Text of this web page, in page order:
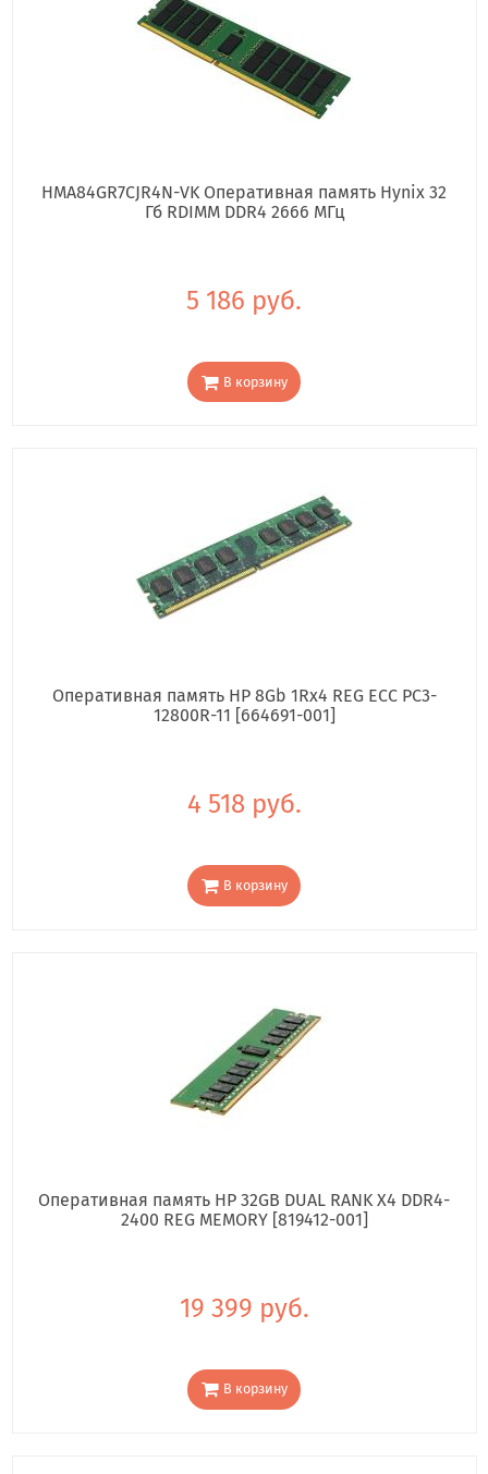
HMA84GR7CJR4N-VK Оперативная память Hynix 32
Гб RDIMM DDR4 2666 МГц
5 186 руб.
В корзину
Оперативная память HP 8Gb 1Rx4 REG ECC PC3-
12800R-11 [664691-001]
4 518 руб.
В корзину
Оперативная память HP 32GB DUAL RANK X4 DDR4-
2400 REG MEMORY [819412-001]
19 399 руб.
В корзину